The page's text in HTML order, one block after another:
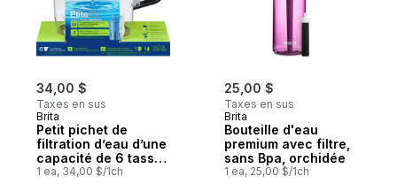
34,00 $
Taxes en sus
Brita
Petit pichet de
filtration d’eau d’une
capacité de 6 tasses
avec 1 filtre EliteMC,
1 ea, 34,00 $/1ch
25,00 $
Taxes en sus
Brita
Bouteille d'eau
premium avec filtre,
sans Bpa, orchidée
1 ea, 25,00 $/1ch